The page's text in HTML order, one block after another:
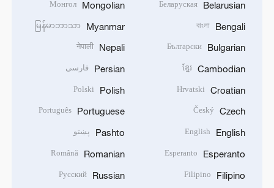
Belarusian
Беларуская
Bengali
বাংলা
Bulgarian
Български
Cambodian
ខ្មែរ
Croatian
Hrvatski
Czech
Český
English
English
Esperanto
Esperanto
Filipino
Filipino
Mongolian
Монгол
Myanmar
မြန်မာဘာသာ
Nepali
नेपाली
Persian فارسی
Polish
Polski
Portuguese
Português
Pashto پښتو
Romanian
Română
Russian
Русский